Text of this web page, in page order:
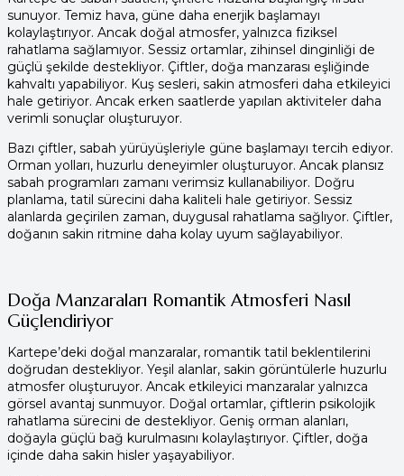
sunuyor. Temiz hava, güne daha enerjik başlamayı
kolaylaştırıyor. Ancak doğal atmosfer, yalnızca fiziksel
rahatlama sağlamıyor. Sessiz ortamlar, zihinsel dinginliği de
güçlü şekilde destekliyor. Çiftler, doğa manzarası eşliğinde
kahvaltı yapabiliyor. Kuş sesleri, sakin atmosferi daha etkileyici
hale getiriyor. Ancak erken saatlerde yapılan aktiviteler daha
verimli sonuçlar oluşturuyor.
Bazı çiftler, sabah yürüyüşleriyle güne başlamayı tercih ediyor.
Orman yolları, huzurlu deneyimler oluşturuyor. Ancak plansız
sabah programları zamanı verimsiz kullanabiliyor. Doğru
planlama, tatil sürecini daha kaliteli hale getiriyor. Sessiz
alanlarda geçirilen zaman, duygusal rahatlama sağlıyor. Çiftler,
doğanın sakin ritmine daha kolay uyum sağlayabiliyor.
Doğa Manzaraları Romantik Atmosferi Nasıl
Güçlendiriyor
Kartepe’deki doğal manzaralar, romantik tatil beklentilerini
doğrudan destekliyor. Yeşil alanlar, sakin görüntülerle huzurlu
atmosfer oluşturuyor. Ancak etkileyici manzaralar yalnızca
görsel avantaj sunmuyor. Doğal ortamlar, çiftlerin psikolojik
rahatlama sürecini de destekliyor. Geniş orman alanları,
doğayla güçlü bağ kurulmasını kolaylaştırıyor. Çiftler, doğa
içinde daha sakin hisler yaşayabiliyor.